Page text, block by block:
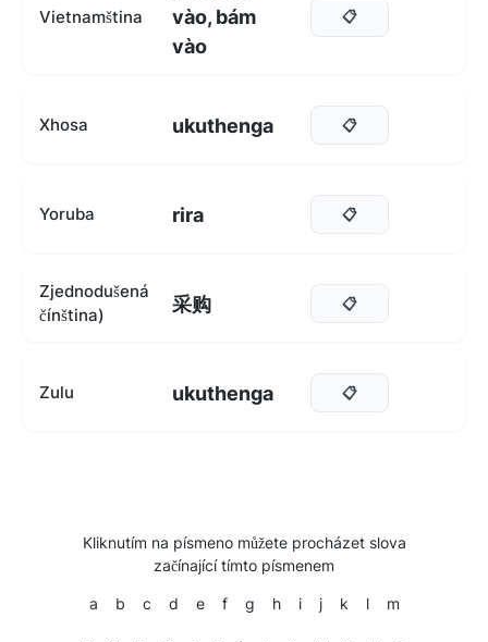
Vietnamština
vào, bám
vào
📋
Xhosa ukuthenga 📋
Yoruba rira 📋
Zjednodušená
čínština)
采购 📋
Zulu ukuthenga 📋
Kliknutím na písmeno můžete procházet slova
začínající tímto písmenem
a b c d e f g h i j k l m